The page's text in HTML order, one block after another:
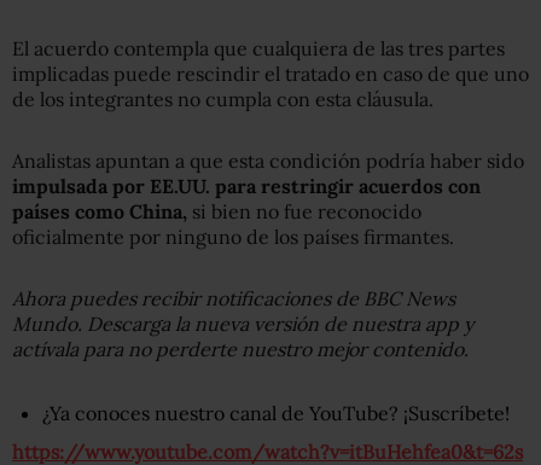
El acuerdo contempla que cualquiera de las tres partes
implicadas puede rescindir el tratado en caso de que uno
de los integrantes no cumpla con esta cláusula.
Analistas apuntan a que esta condición podría haber sido
impulsada por EE.UU. para restringir acuerdos con
países como China, si bien no fue reconocido
oficialmente por ninguno de los países firmantes.
Ahora puedes recibir notificaciones de BBC News
Mundo. Descarga la nueva versión de nuestra app y
actívala para no perderte nuestro mejor contenido.
¿Ya conoces nuestro canal de YouTube? ¡Suscríbete!
https://www.youtube.com/watch?v=itBuHehfea0&t=62s